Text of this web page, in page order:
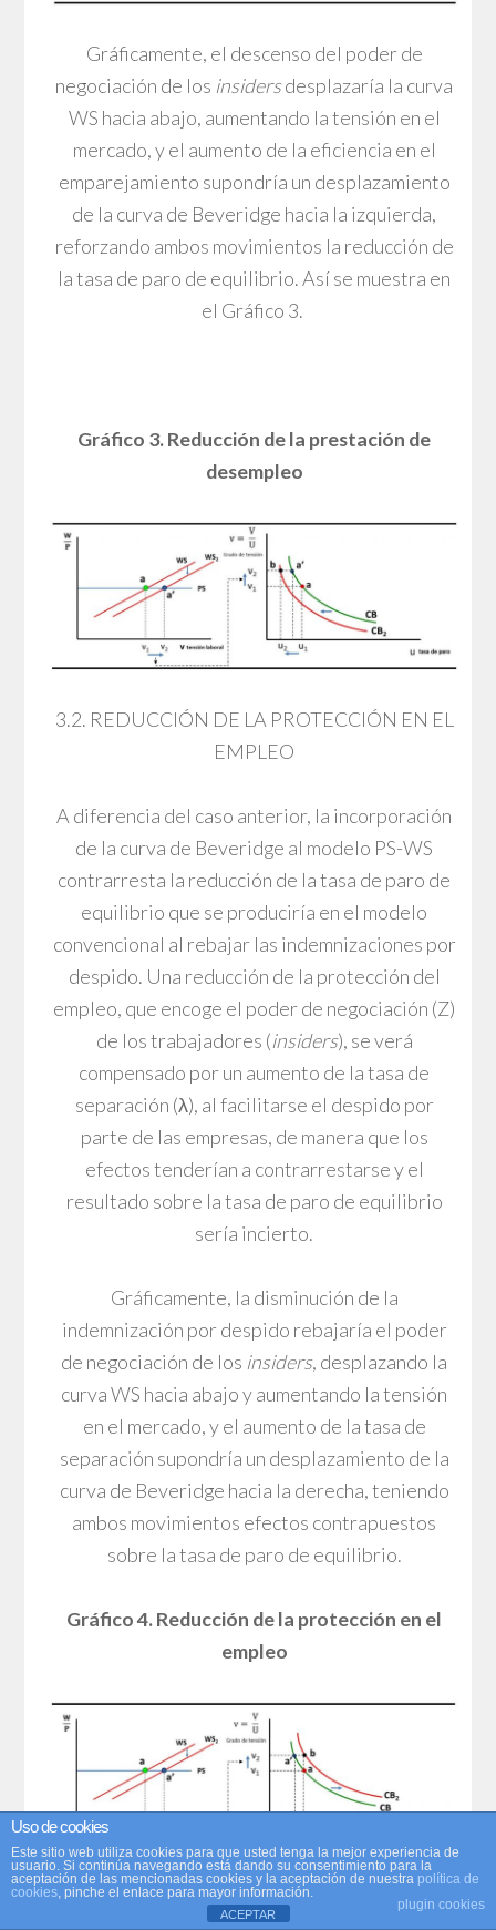
Gráficamente, el descenso del poder de
negociación de los insidersdesplazaría la curva
WS hacia abajo, aumentando la tensión en el
mercado, y el aumento de la eficiencia en el
emparejamiento supondría un desplazamiento
de la curva de Beveridge hacia la izquierda,
reforzando ambos movimientos la reducción de
la tasa de paro de equilibrio. Así se muestra en
el Gráfico 3.
Gráfico 3. Reducción de la prestación de
desempleo
3.2. REDUCCIÓN DE LA PROTECCIÓN EN EL
EMPLEO
A diferencia del caso anterior, la incorporación
de la curva de Beveridge al modelo PS-WS
contrarresta la reducción de la tasa de paro de
equilibrio que se produciría en el modelo
convencional al rebajar las indemnizaciones por
despido. Una reducción de la protección del
empleo, que encoge el poder de negociación (Z)
de los trabajadores (insiders), se verá
compensado por un aumento de la tasa de
separación (λ), al facilitarse el despido por
parte de las empresas, de manera que los
efectos tenderían a contrarrestarse y el
resultado sobre la tasa de paro de equilibrio
sería incierto.
Gráficamente, la disminución de la
indemnización por despido rebajaría el poder
de negociación de los insiders, desplazando la
curva WS hacia abajo y aumentando la tensión
en el mercado, y el aumento de la tasa de
separación supondría un desplazamiento de la
curva de Beveridge hacia la derecha, teniendo
ambos movimientos efectos contrapuestos
sobre la tasa de paro de equilibrio.
Gráfico 4. Reducción de la protección en el
empleo
Uso de cookies
Este sitio web utiliza cookies para que usted tenga la mejor experiencia de
usuario. Si continúa navegando está dando su consentimiento para la
aceptación de las mencionadas cookies y la aceptación de nuestra política de
cookies, pinche el enlace para mayor información.
plugin cookies
ACEPTAR